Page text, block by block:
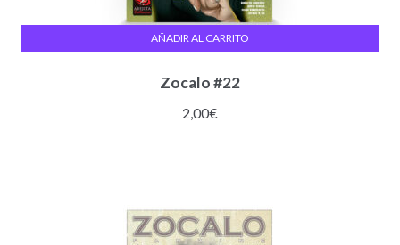
Zocalo #22
2,00€
AÑADIR AL CARRITO